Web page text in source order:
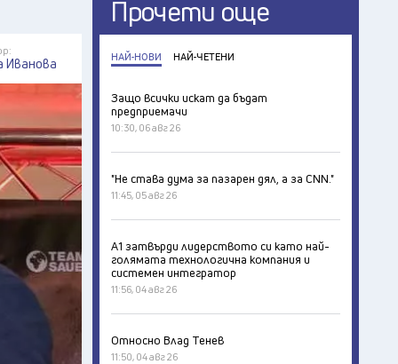
Иванова
Прочети още
НАЙ-НОВИ НАЙ-ЧЕТЕНИ
Защо всички искат да бъдат
предприемачи
10:30, 06 авг 26
"Не става дума за пазарен дял, а за CNN."
11:45, 05 авг 26
А1 затвърди лидерството си като най-
голямата технологична компания и
системен интегратор
11:56, 04 авг 26
Относно Влад Тенев
11:50, 04 авг 26